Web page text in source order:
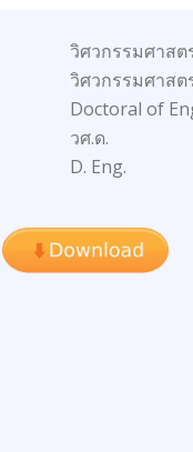
วิศวกรรมศาส
วิศวกรรมศาส
Doctoral of
วศ.ด.
D. Eng.